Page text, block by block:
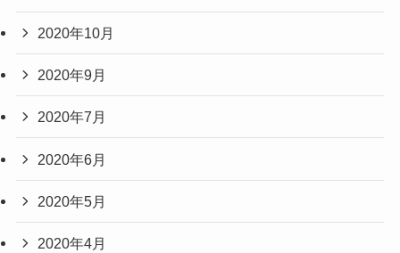
2020年10月
2020年9月
2020年7月
2020年6月
2020年5月
2020年4月